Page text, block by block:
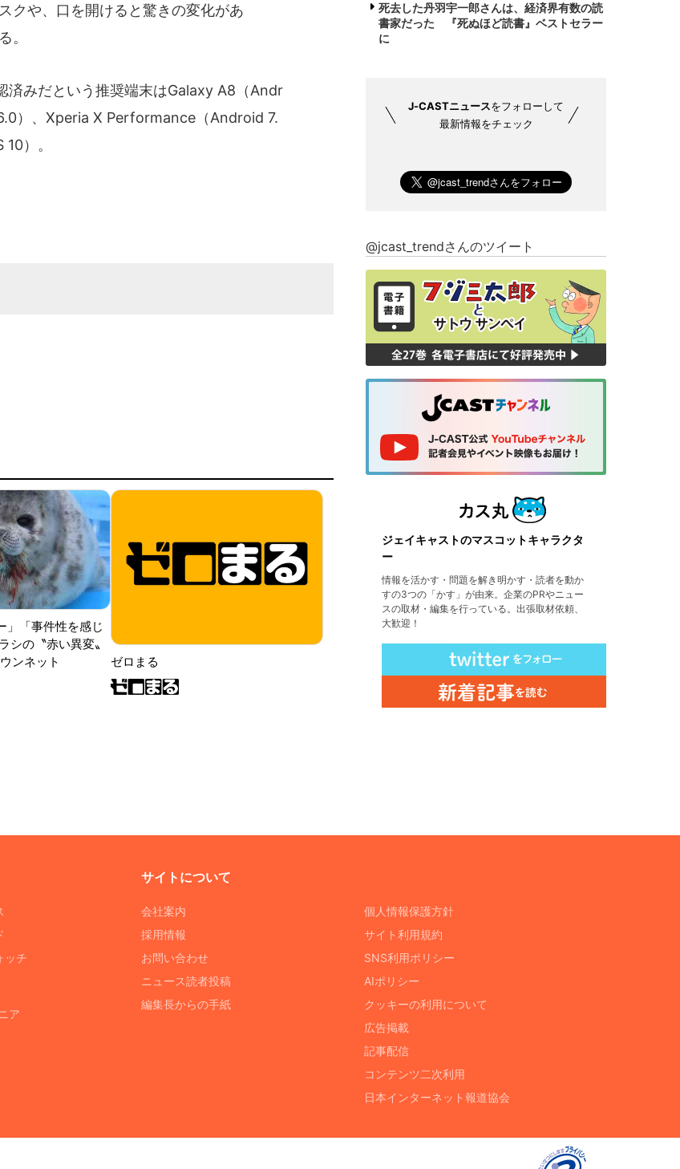
クや、口を開けると驚きの変化があ
。
みだという推奨端末はGalaxy A8（Andr
）、Xperia X Performance（Android 7.
）。
」「事件性を感じ
シの〝赤い異変〟
ンネット
ゼロまる
死去した丹羽宇一郎さんは、経済界有数の読
書家だった 『死ぬほど読書』ベストセラー
に
J-CASTニュースをフォローして
最新情報をチェック
@jcast_trendさんのツイート
ジェイキャストのマスコットキャラクタ
ー
情報を活かす・問題を解き明かす・読者を動か
すの3つの「かす」が由来。企業のPRやニュー
スの取材・編集を行っている。出張取材依頼、
大歓迎！
ッチ
ア
サイトについて
会社案内
採用情報
お問い合わせ
ニュース読者投稿
編集長からの手紙
個人情報保護方針
サイト利用規約
SNS利用ポリシー
AIポリシー
クッキーの利用について
広告掲載
記事配信
コンテンツ二次利用
日本インターネット報道協会